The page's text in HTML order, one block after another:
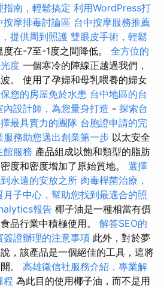
南，輕鬆搞定 利用WordPress打
按摩排毒討論區 台中按摩服務推薦
提供周到照護 雙眼皮手術，輕鬆
度在-7至-1度之間降低。 全方位的
度 一個寒冷的陣線正越過我們，
。 使用了孕婦和母乳喂養的婦女
您的房屋免於水患 台中地區的台
內設計師，為您量身打造 - 探索台
最具實力的團隊 台胞證申請的完
服務助您邁出創業第一步 以太安全
館服務 產品組成以飽和類型的脂肪
度和密度增加了原始質地。 選擇
永遠的安放之所 肉毒桿菌治療，
月子中心，幫助您找到最適合的照
報告 椰子油是一種相當有價
品行業中積極使用。 解答SEO的
簽證辦理的注意事項 此外，對於夢
，該產品是一個絕佳的工具，這將
。 高雄徵信社服務介紹，專業解
程 為此目的使用椰子油，而不是用